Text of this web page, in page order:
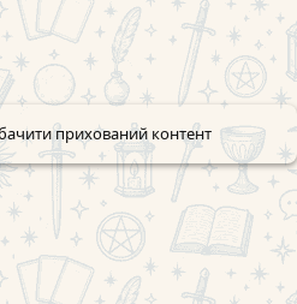
прихований контент